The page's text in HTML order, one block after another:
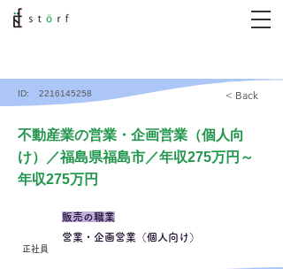
ID: 2216145258 < Back
不動産業の営業・企画営業（個人向
け）／福島県福島市／年収275万円～
年収275万円
正社員
販売の職業
営業・企画営業（個人向け）